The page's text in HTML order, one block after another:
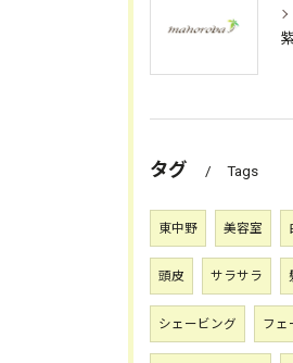
タグ Tags
東中野 美容室
頭皮 サラサラ
シェービング フェ